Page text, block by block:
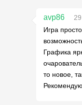
avp86
Игра
Графика
то новое,